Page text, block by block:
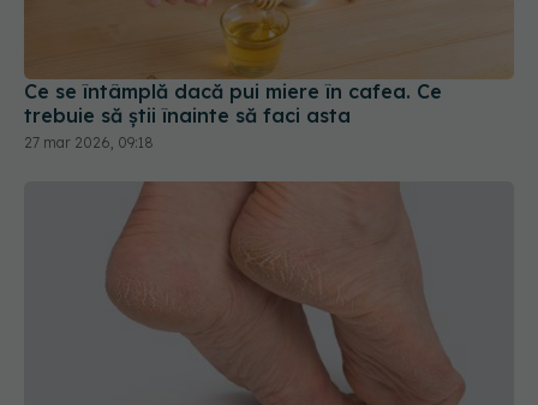
Ce se întâmplă dacă pui miere în cafea. Ce
trebuie să știi înainte să faci asta
27 mar 2026, 09:18